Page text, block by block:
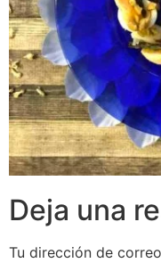
Deja una
Tu dirección de